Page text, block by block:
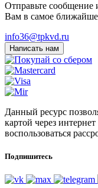
Отправьте сообщение
Вам в самое
info36@tpkvd.ru
Написать нам
Данный ресурс
картой через
воспользоваться
Подпишитесь